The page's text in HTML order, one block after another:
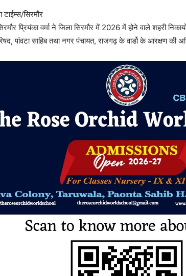
सिरमौर
प्रियंका वर्मा ने जिला सिरमौर में 2026 में होने वाले शहरी
पांवटा साहिब तथा नगर पंचायत, राजगढ़ के वार्डो के आरक्षण की